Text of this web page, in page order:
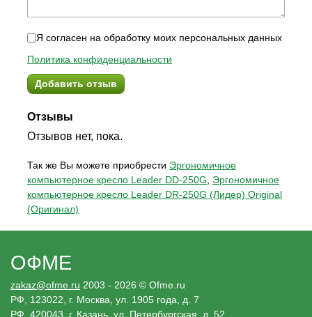
Я согласен на обработку моих персональных данных
Политика конфиденциальности
Добавить отзыв
Отзывы
Отзывов нет, пока.
Так же Вы можете приобрести Эргономичное
компьютерное кресло Leader DD-250G
Эргономичное
компьютерное кресло Leader DR-250G (Лидер) Original
(Оригинал)
ОФМЕ
zakaz@ofme.ru 2003 - 2026 © Ofme.ru
РФ, 123022, г. Москва, ул. 1905 года, д. 7
РФ, 420043, г. Казань, ул. Петербургская, д. 52